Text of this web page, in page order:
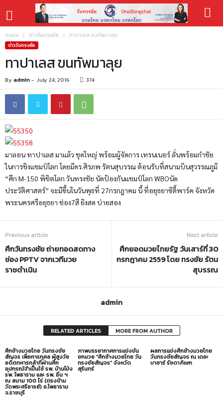
Home ข่าววันทรงชัย ทาปาเลส ขนทัพมาลุย
ข่าววันทรงชัย
ทาปาเลส ขนทัพมาลุย
By admin- July 24, 2016 374
มาลอน ทาปาเลส มาแล้ว ชุดใหญ่ พร้อมผู้จัดการ เทรนเนอร์ ลั่นพร้อมกำชัย
ในการชิงแชมป์โลก โดยมีดร.ศิรภพ รัตนสุบรรณ ต้อนรับที่สนามบินสุวรรณภูมิ
“ศึก M-150 พิชิตโลก วันทรงชัย นัดป้องกันแชมป์โลก WBOนัด
ประวัติศาสตร์” จะมีขึ้นในวันพุธที่ 27กรกฎาคม นี้ ที่อยุธยาซิตี้พาร์ค จังหวัด
พระนครศรีอยุธยา ช่อง7สี ยิงสด บ่ายสอง
Previous article
ศึกวันทรงชัย ถ่ายทอดสดทาง
ช่อง PPTV จากเวทีมวย
ราชดำเนิน
Next article
ศึกยอดมวยไทยรัฐ วันเสาร์ที่ 30
กรกฎาคม 2559 โดย ทรงชัย รัตน
สุบรรณ
admin
RELATED ARTICLES MORE FROM AUTHOR
ศึกช้างมวยไทย วันทรงชัย
สัญจร เพื่อการกุศล ผู้สูงวัย
อดีตทหารกล้าที่ผ่านศึก
อุปกรณ์จำเป็นใช้ รพ. บ้านโป่ง
รพ. โพธาราม และ รพ. อื่น ฯ
ณ สนาม 100 ไร่ (ตรงข้าม
วัดพระศรีอารย์) อ.โพธาราม
จ.ราชบุรี
ภาพบรรยากาศการแข่งขัน
ชกมวย “ศึกช้างมวยไทย วัน
ทรงชัยสัญจร” จังหวัด
สุรินทร์
ผลการแข่งศึกช้างมวยไทย
วันทรงชัยสัญจร ณ เดอะ
บาซาร์ รัชดาภิเษก